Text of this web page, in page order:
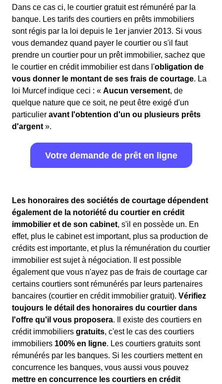
Dans ce cas ci, le courtier gratuit est rémunéré par la
banque. Les tarifs des courtiers en prêts immobiliers
sont régis par la loi depuis le 1er janvier 2013. Si vous
vous demandez quand payer le courtier ou s'il faut
prendre un courtier pour un prêt immobilier, sachez que
le courtier en crédit immobilier est dans l'obligation de
vous donner le montant de ses frais de courtage. La
loi Murcef indique ceci : « Aucun versement, de
quelque nature que ce soit, ne peut être exigé d'un
particulier avant l'obtention d'un ou plusieurs prêts
d'argent ».
Votre demande de prêt en ligne
Les honoraires des sociétés de courtage dépendent
également de la notoriété du courtier en crédit
immobilier et de son cabinet, s'il en possède un. En
effet, plus le cabinet est important, plus sa production de
crédits est importante, et plus la rémunération du courtier
immobilier est sujet à négociation. Il est possible
également que vous n'ayez pas de frais de courtage car
certains courtiers sont rémunérés par leurs partenaires
bancaires (courtier en crédit immobilier gratuit). Vérifiez
toujours le détail des honoraires du courtier dans
l'offre qu'il vous proposera. Il existe des courtiers en
crédit immobiliers gratuits, c'est le cas des courtiers
immobiliers 100% en ligne. Les courtiers gratuits sont
rémunérés par les banques. Si les courtiers mettent en
concurrence les banques, vous aussi vous pouvez
mettre en concurrence les courtiers en crédit